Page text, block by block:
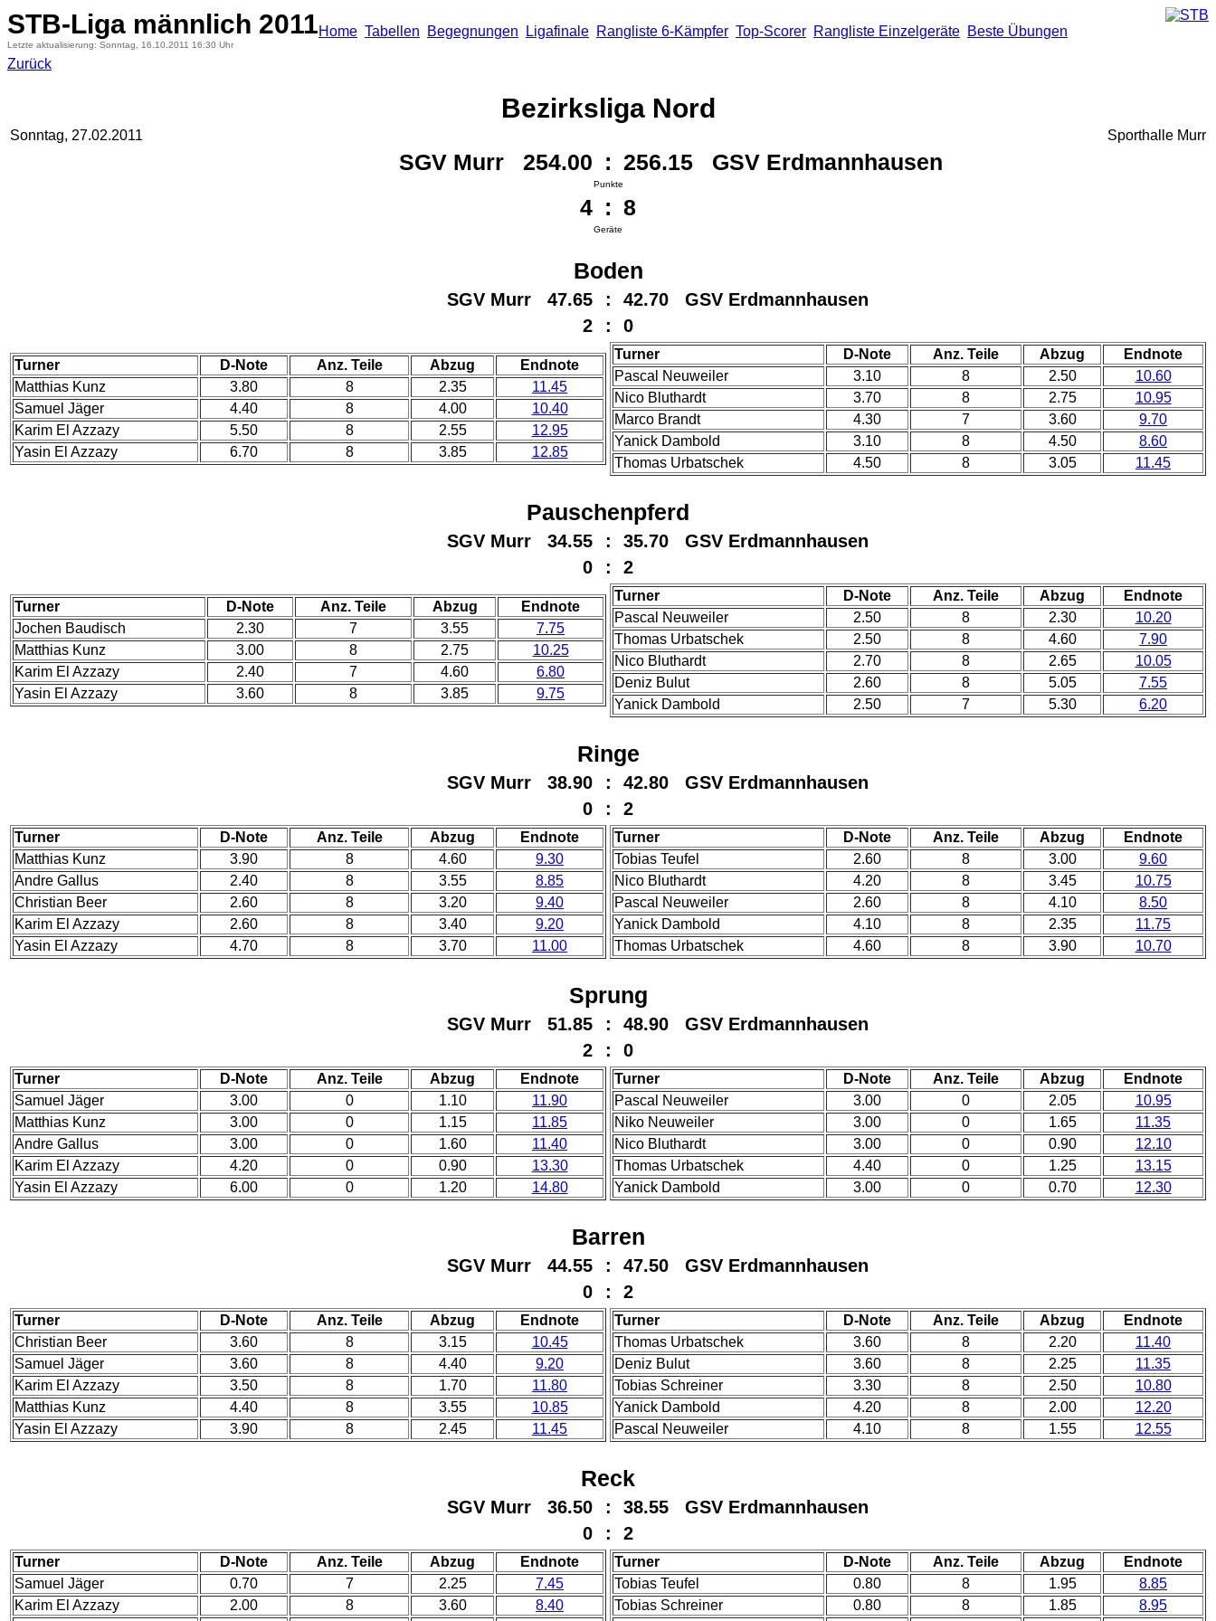
STB-Liga männlich 2011
Letzte aktualisierung: Sonntag, 16.10.2011 16:30 Uhr
Home Tabellen Begegnungen Ligafinale Rangliste 6-Kämpfer Top-Scorer Rangliste Einzelgeräte Beste Übungen
Zurück
Bezirksliga Nord
Sonntag, 27.02.2011 Sporthalle Murr
SGV Murr 254.00 : 256.15 GSV Erdmannhausen
Punkte
4 : 8
Geräte
Boden
SGV Murr 47.65 :
42.70 GSV Erdmannhausen
2
: 0
Turner D-Note Anz. Teile Abzug
Endnote
Matthias Kunz
3.80 8 2.35
11.45
Samuel Jäger
4.40 8 4.00
10.40
Karim El Azzazy
5.50 8 2.55
12.95
Yasin El Azzazy
6.70 8 3.85 12.85
Turner D-Note Anz. Teile Abzug
Endnote
Pascal Neuweiler
3.10 8 2.50
10.60
Nico Bluthardt
3.70 8 2.75
10.95
Marco Brandt
4.30 7 3.60
9.70
Yanick Dambold
3.10 8 4.50
8.60
Thomas Urbatschek
4.50 8 3.05 11.45
Pauschenpferd
SGV Murr 34.55 :
35.70 GSV Erdmannhausen
0
: 2
Turner D-Note Anz. Teile Abzug
Endnote
Jochen Baudisch
2.30 7 3.55
7.75
Matthias Kunz
3.00 8 2.75
10.25
Karim El Azzazy
2.40 7 4.60
6.80
Yasin El Azzazy
3.60 8 3.85 9.75
Turner D-Note Anz. Teile Abzug
Endnote
Pascal Neuweiler
2.50 8 2.30
10.20
Thomas Urbatschek
2.50 8 4.60
7.90
Nico Bluthardt
2.70 8 2.65
10.05
Deniz Bulut
2.60 8 5.05
7.55
Yanick Dambold
2.50 7 5.30 6.20
Ringe
SGV Murr 38.90 :
42.80 GSV Erdmannhausen
0
: 2
Turner D-Note Anz. Teile Abzug
Endnote
Matthias Kunz
3.90 8 4.60
9.30
Andre Gallus
2.40 8 3.55
8.85
Christian Beer
2.60 8 3.20
9.40
Karim El Azzazy
2.60 8 3.40
9.20
Yasin El Azzazy
4.70 8 3.70 11.00
Turner D-Note Anz. Teile Abzug
Endnote
Tobias Teufel
2.60 8 3.00
9.60
Nico Bluthardt
4.20 8 3.45
10.75
Pascal Neuweiler
2.60 8 4.10
8.50
Yanick Dambold
4.10 8 2.35
11.75
Thomas Urbatschek
4.60 8 3.90 10.70
Sprung
SGV Murr 51.85 :
48.90 GSV Erdmannhausen
2
: 0
Turner D-Note Anz. Teile Abzug
Endnote
Samuel Jäger
3.00 0 1.10
11.90
Matthias Kunz
3.00 0 1.15
11.85
Andre Gallus
3.00 0 1.60
11.40
Karim El Azzazy
4.20 0 0.90
13.30
Yasin El Azzazy
6.00 0 1.20 14.80
Turner D-Note Anz. Teile Abzug
Endnote
Pascal Neuweiler
3.00 0 2.05
10.95
Niko Neuweiler
3.00 0 1.65
11.35
Nico Bluthardt
3.00 0 0.90
12.10
Thomas Urbatschek
4.40 0 1.25
13.15
Yanick Dambold
3.00 0 0.70 12.30
Barren
SGV Murr 44.55 :
47.50 GSV Erdmannhausen
0
: 2
Turner D-Note Anz. Teile Abzug
Endnote
Christian Beer
3.60 8 3.15
10.45
Samuel Jäger
3.60 8 4.40
9.20
Karim El Azzazy
3.50 8 1.70
11.80
Matthias Kunz
4.40 8 3.55
10.85
Yasin El Azzazy
3.90 8 2.45 11.45
Turner D-Note Anz. Teile Abzug
Endnote
Thomas Urbatschek
3.60 8 2.20
11.40
Deniz Bulut
3.60 8 2.25
11.35
Tobias Schreiner
3.30 8 2.50
10.80
Yanick Dambold
4.20 8 2.00
12.20
Pascal Neuweiler
4.10 8 1.55 12.55
Reck
SGV Murr 36.50 :
38.55 GSV Erdmannhausen
0
: 2
Turner D-Note Anz. Teile Abzug
Endnote
Samuel Jäger
0.70 7 2.25
7.45
Karim El Azzazy
2.00 8 3.60
8.40
Turner D-Note Anz. Teile Abzug
Endnote
Tobias Teufel
0.80 8 1.95
8.85
Tobias Schreiner
0.80 8 1.85
8.95